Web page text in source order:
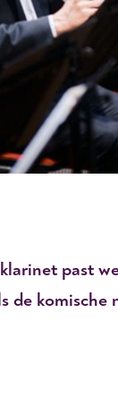
past
de